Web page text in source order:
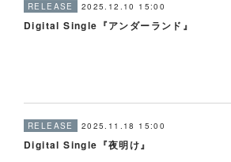
RELEASE 2025.12.10 15:00
Digital Single『アンダーランド』
RELEASE 2025.11.18 15:00
Digital Single『夜明け』